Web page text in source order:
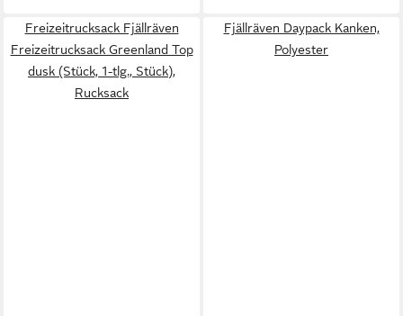
Freizeitrucksack Fjällräven
Freizeitrucksack Greenland Top
dusk (Stück, 1-tlg., Stück),
Rucksack
Fjällräven Daypack Kanken,
Polyester